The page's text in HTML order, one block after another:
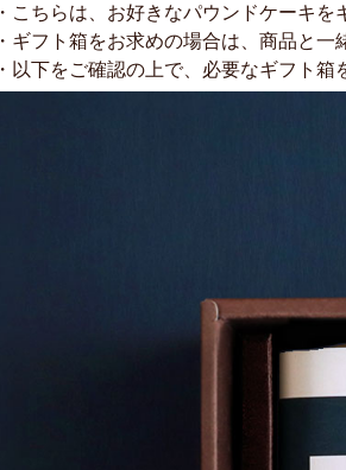
・こちらは、お好きなパウンドケーキ
・ギフト箱をお求めの場合は、商品と一
・以下をご確認の上で、必要なギフト箱